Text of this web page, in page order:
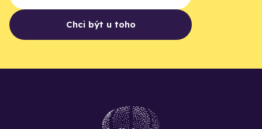
Chci být u toho